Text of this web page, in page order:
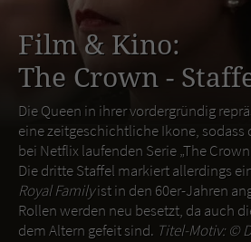
Film & Kino:
The Crown -
Die Queen in ihrer vordergründig
eine zeitgeschichtliche Ikone, sodass
bei Netflix laufenden Serie „The
Die dritte Staffel markiert allerdings
Royal Familyist in den 60er-Jahren
Rollen werden neu besetzt, da auch
dem Altern gefeit sind. Titel-Motiv: ©